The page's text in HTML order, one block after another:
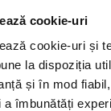
cookie-uri
cookie-uri și
la dispoziția
și în mod
a îmbunătăți
medii per
g din care: